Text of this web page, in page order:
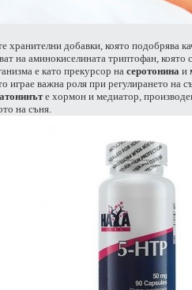
хранителни добавки, която подобрява
на аминокиселината триптофан, която
е като прекурсор на серотонина и
играе важна роля при регулирането на
е хормон и медиатор,
на съня.